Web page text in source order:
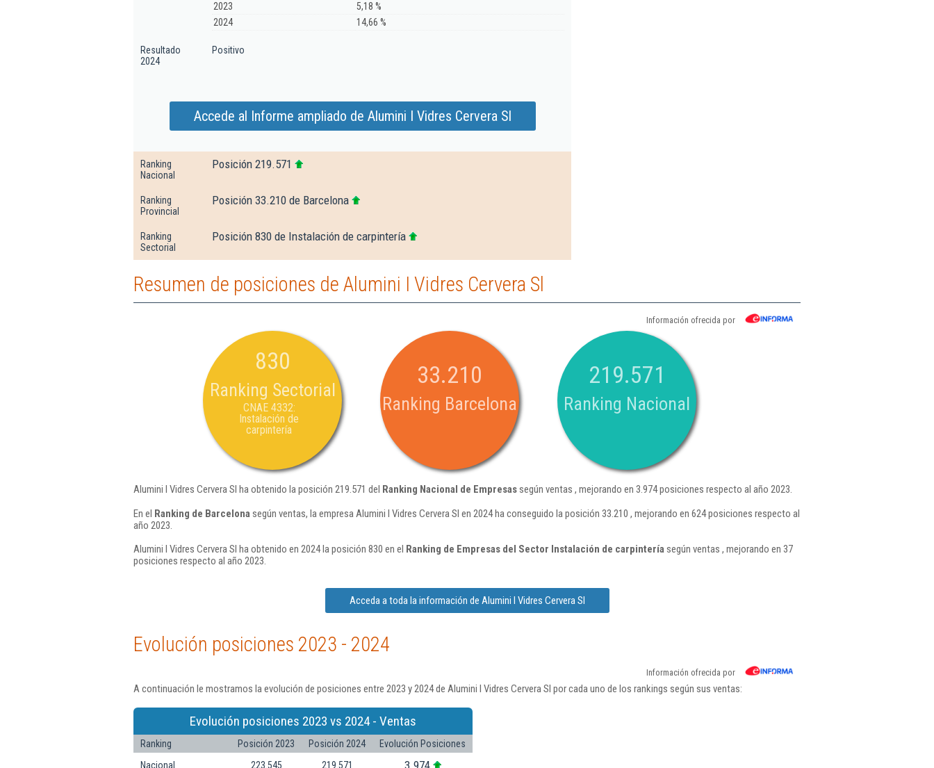
2023
5,18 %
2024
14,66 %
Resultado
2024
Positivo
Accede al Informe ampliado de Alumini I Vidres Cervera Sl
Ranking
Nacional
Posición 219.571
Ranking
Provincial
Posición 33.210 de Barcelona
Ranking
Sectorial
Posición 830 de Instalación de carpintería
Resumen de posiciones de Alumini I Vidres Cervera Sl
Información ofrecida por
830
Ranking Sectorial
CNAE 4332:
Instalación de
carpintería
33.210
Ranking Barcelona
219.571
Ranking Nacional
Alumini I Vidres Cervera Sl ha obtenido la posición 219.571 del Ranking Nacional de Empresassegún ventas , mejorando en 3.974 posiciones respecto al año 2023.
En el Ranking de Barcelona según ventas, la empresa Alumini I Vidres Cervera Sl en 2024 ha conseguido la posición 33.210 , mejorando en 624 posiciones respecto al
año 2023.
Alumini I Vidres Cervera Sl ha obtenido en 2024 la posición 830 en el Ranking de Empresas del Sector Instalación de carpinteríasegún ventas , mejorando en 37
posiciones respecto al año 2023.
Acceda a toda la información de Alumini I Vidres Cervera Sl
Evolución posiciones 2023 - 2024
Información ofrecida por
A continuación le mostramos la evolución de posiciones entre 2023 y 2024 de Alumini I Vidres Cervera Sl por cada uno de los rankings según sus ventas:
Evolución posiciones 2023 vs 2024 - Ventas
Ranking Posición 2023 Posición 2024
Evolución Posiciones
Nacional
223.545 219.571 3.974